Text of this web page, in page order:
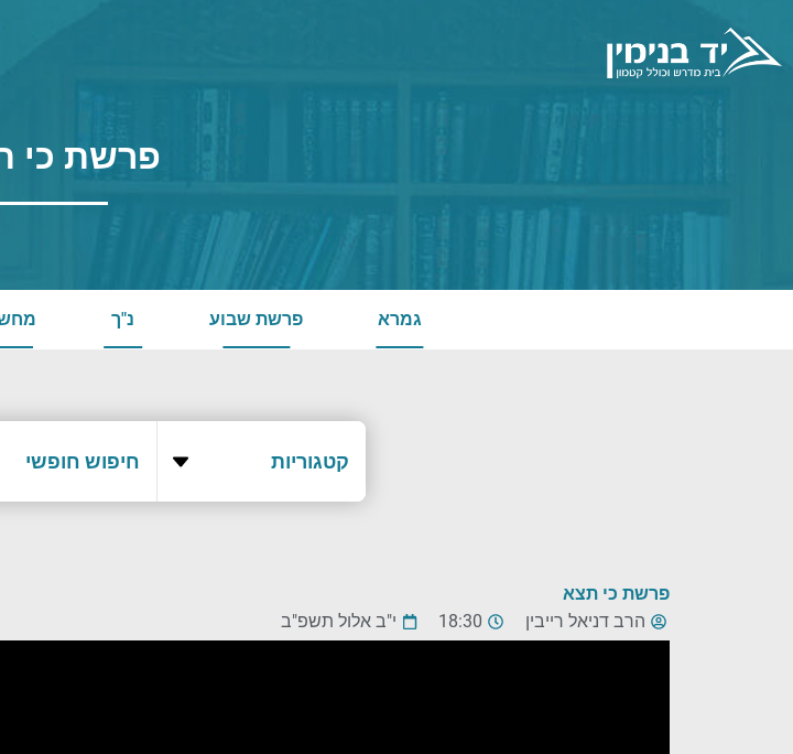
פרשת כי
גמרא פרשת שבוע נ"ך
קטגוריות
פרשת כי תצא
הרב דניאל רייבין
18:30 י"ב אלול תשפ"ב